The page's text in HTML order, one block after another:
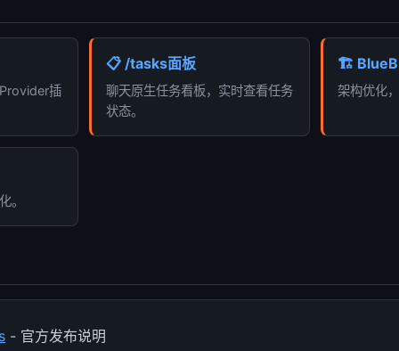
插
📋 /tasks面板
聊天原生任务看板，实时查看任务
状态。
🏗️
架构优化
。
- 官方发布说明